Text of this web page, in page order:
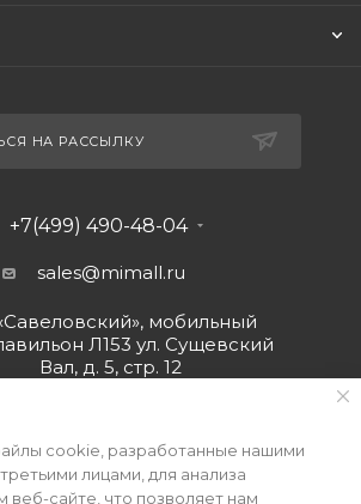
НА РАССЫЛКУ
+7(499) 490-48-04
sales@mimall.ru
мобильный
Л153 ул. Сущевский
Вал, д. 5, стр. 12
cookie, разработанные нашими
лицами, для анализа
веб-сайте, что позволяет нам